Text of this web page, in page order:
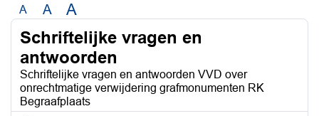
A A A
Schriftelijke vragen en
antwoorden
Schriftelijke vragen en antwoorden VVD over
onrechtmatige verwijdering grafmonumenten RK
Begraafplaats